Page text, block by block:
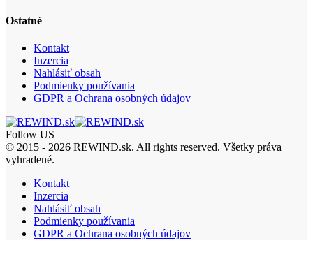
Ostatné
Kontakt
Inzercia
Nahlásiť obsah
Podmienky používania
GDPR a Ochrana osobných údajov
Follow US
© 2015 - 2026 REWIND.sk. All rights reserved. Všetky práva
vyhradené.
Kontakt
Inzercia
Nahlásiť obsah
Podmienky používania
GDPR a Ochrana osobných údajov